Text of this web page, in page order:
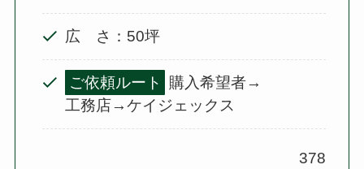
広 さ：50坪
ご依頼ルート
購入希望者→
工務店→ケイジェックス
378